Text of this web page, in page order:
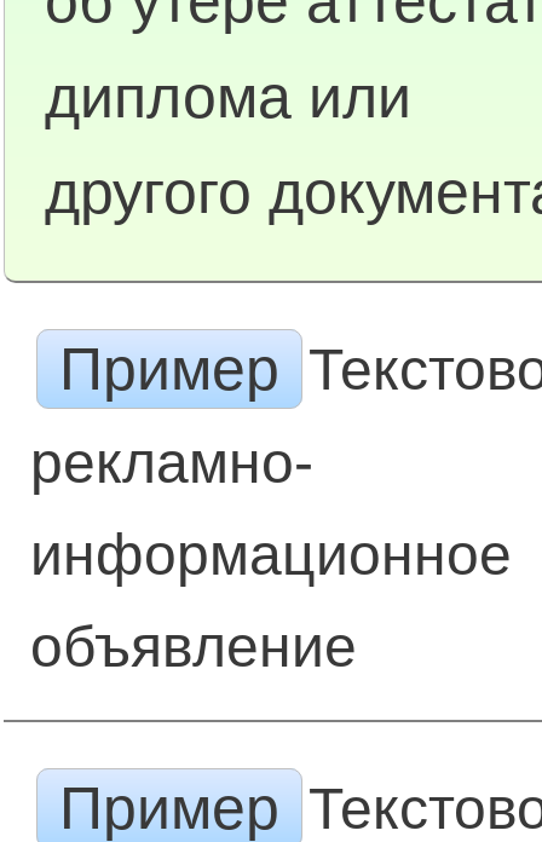
диплома или
другого
Пример
рекламно-
информационное
объявление
Пример